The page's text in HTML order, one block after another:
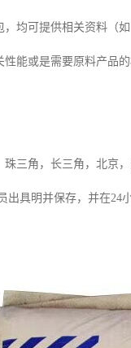
均可提供相关资料（如
能或是需要原料产品
珠三角，长三角，北京
出具明并保存，并在24